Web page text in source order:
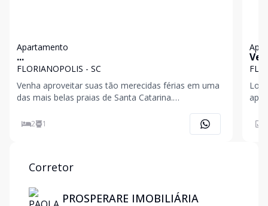
Apartamento
...
FLORIANOPOLIS - SC
Venha aproveitar suas tão merecidas férias em uma
das mais belas praias de Santa Catarina.
20 mts da areia, traga sua família e desfrute da
beleza de Canasvieiras com a praticidade de estar no
2 1
Corretor
PROSPERARE IMOBILIÁRIA